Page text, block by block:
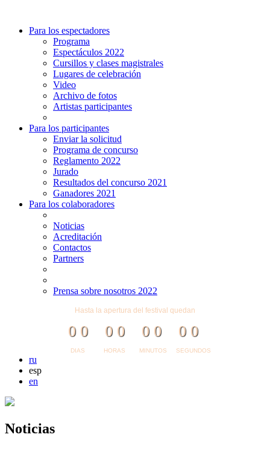
Para los espectadores
Programa
Espectáculos 2022
Cursillos y clases magistrales
Lugares de celebración
Video
Archivo de fotos
Artistas participantes
Para los participantes
Enviar la solicitud
Programa de concurso
Reglamento 2022
Jurado
Resultados del concurso 2021
Ganadores 2021
Para los colaboradores
Noticias
Acreditación
Contactos
Partners
Prensa sobre nosotros 2022
Hasta la apertura del festival quedan
DIAS
0 0
HORAS
0 0
MINUTOS
0 0
SEGUNDOS
0 0
ru
esp
en
Noticias